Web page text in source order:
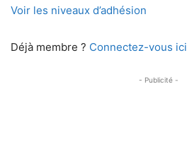
Voir les niveaux d’adhésion
Déjà membre ? Connectez-vous ici
- Publicité -